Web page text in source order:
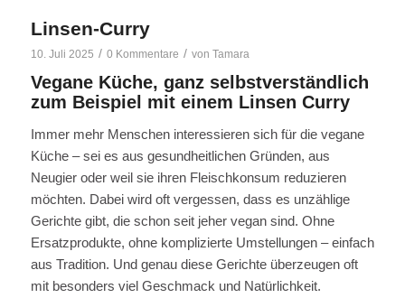
Linsen-Curry
10. Juli 2025 / 0 Kommentare / von Tamara
Vegane Küche, ganz selbstverständlich
zum Beispiel mit einem Linsen Curry
Immer mehr Menschen interessieren sich für die vegane
Küche – sei es aus gesundheitlichen Gründen, aus
Neugier oder weil sie ihren Fleischkonsum reduzieren
möchten. Dabei wird oft vergessen, dass es unzählige
Gerichte gibt, die schon seit jeher vegan sind. Ohne
Ersatzprodukte, ohne komplizierte Umstellungen – einfach
aus Tradition. Und genau diese Gerichte überzeugen oft
mit besonders viel Geschmack und Natürlichkeit.